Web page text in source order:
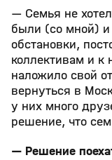
— Семья не
были (со мной) и
обстановки,
коллективам и
наложило свой
вернуться в
у них много
решение, что
— Решение